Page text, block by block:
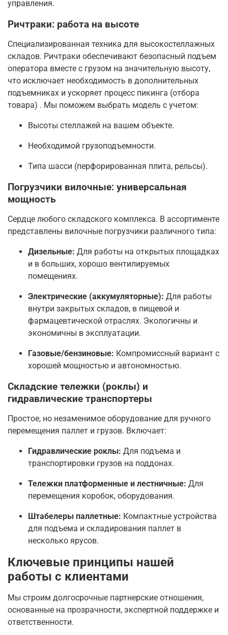
управления.
Ричтраки: работа на высоте
Специализированная техника для высокостеллажных
складов. Ричтраки обеспечивают безопасный подъем
оператора вместе с грузом на значительную высоту,
что исключает необходимость в дополнительных
подъемниках и ускоряет процесс пикинга (отбора
товара) . Мы поможем выбрать модель с учетом:
Высоты стеллажей на вашем объекте.
Необходимой грузоподъемности.
Типа шасси (перфорированная плита, рельсы).
Погрузчики вилочные: универсальная
мощность
Сердце любого складского комплекса. В ассортименте
представлены вилочные погрузчики различного типа:
Дизельные: Для работы на открытых площадках
и в больших, хорошо вентилируемых
помещениях.
Электрические (аккумуляторные): Для работы
внутри закрытых складов, в пищевой и
фармацевтической отраслях. Экологичны и
экономичны в эксплуатации.
Газовые/бензиновые: Компромиссный вариант с
хорошей мощностью и автономностью.
Складские тележки (роклы) и
гидравлические транспортеры
Простое, но незаменимое оборудование для ручного
перемещения паллет и грузов. Включает:
Гидравлические роклы: Для подъема и
транспортировки грузов на поддонах.
Тележки платформенные и лестничные: Для
перемещения коробок, оборудования.
Штабелеры паллетные: Компактные устройства
для подъема и складирования паллет в
несколько ярусов.
Ключевые принципы нашей
работы с клиентами
Мы строим долгосрочные партнерские отношения,
основанные на прозрачности, экспертной поддержке и
ответственности.